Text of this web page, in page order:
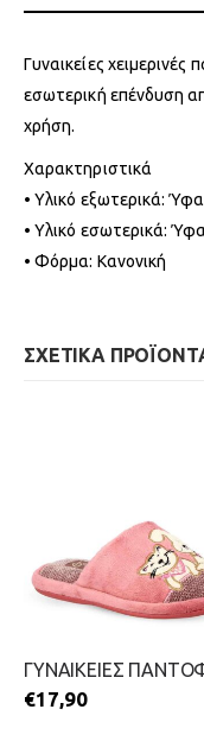
Γυναικείες
εσωτερική επένδυση
χρήση.
Χαρακτηριστικά
• Υλικό εξωτερικά:
• Υλικό εσωτερικά:
• Φόρμα: Κανονική
ΣΧΕΤΙΚΑ
€17,90